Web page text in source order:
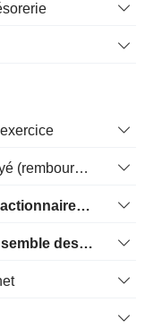
Trésorerie Impôt sur le revenu payé (remboursement)Impôt effectivement payé (remboursé) sur l’exercice
Flux de trésorerie libre pour les actionnaires FCFE
Flux de trésorerie libre pour l’ensemble des pourvoyeurs de fonds (créanciers et actionnaires) FCFF